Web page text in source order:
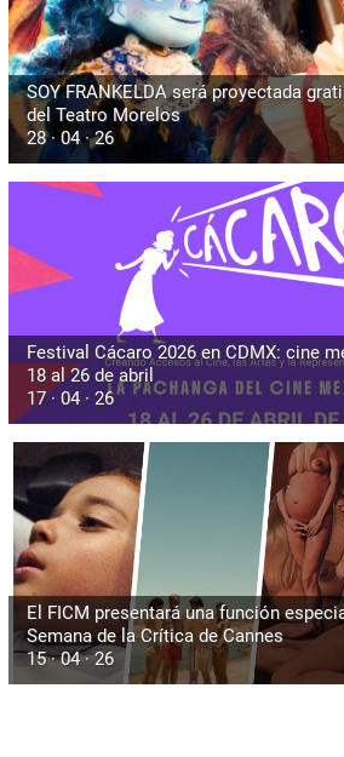
SOY FRANKELDA será proyectada
del Teatro Morelos
28 · 04 · 26
Festival Cácaro 2026 en CDMX: cine
18 al 26 de abril
17 · 04 · 26
El FICM presentará una función especial
Semana de la Crítica de Cannes
15 · 04 · 26